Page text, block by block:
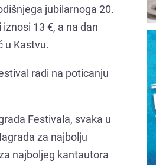
jubilarnoga 20.
13 €, a na dan
u Kastvu.
radi na poticanju
Festivala, svaka u
za najbolju
najboljeg kantautora